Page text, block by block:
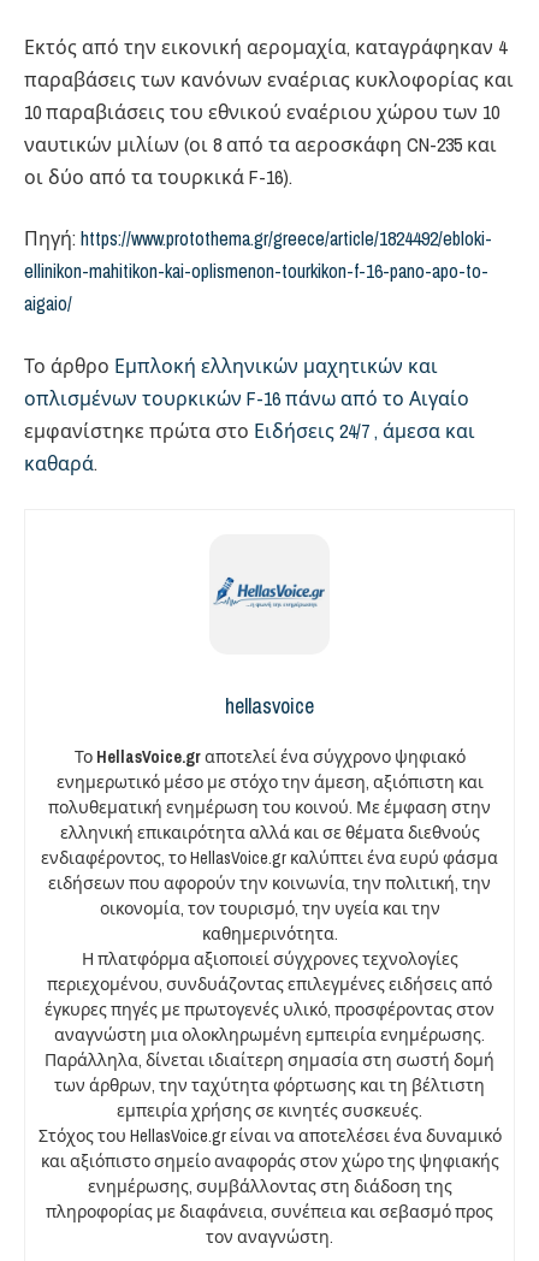
Εκτός από την εικονική αερομαχία, καταγράφηκαν 4
παραβάσεις των κανόνων εναέριας κυκλοφορίας και
10 παραβιάσεις του εθνικού εναέριου χώρου των 10
ναυτικών μιλίων (οι 8 από τα αεροσκάφη CN-235 και
οι δύο από τα τουρκικά F-16).
Πηγή: https://www.protothema.gr/greece/article/1824492/ebloki-
ellinikon-mahitikon-kai-oplismenon-tourkikon-f-16-pano-apo-to-
aigaio/
Το άρθρο Εμπλοκή ελληνικών μαχητικών και
οπλισμένων τουρκικών F-16 πάνω από το Αιγαίο
εμφανίστηκε πρώτα στο Ειδήσεις 24/7 , άμεσα και
καθαρά.
hellasvoice
Το HellasVoice.grαποτελεί ένα σύγχρονο ψηφιακό
ενημερωτικό μέσο με στόχο την άμεση, αξιόπιστη και
πολυθεματική ενημέρωση του κοινού. Με έμφαση στην
ελληνική επικαιρότητα αλλά και σε θέματα διεθνούς
ενδιαφέροντος, το HellasVoice.gr καλύπτει ένα ευρύ φάσμα
ειδήσεων που αφορούν την κοινωνία, την πολιτική, την
οικονομία, τον τουρισμό, την υγεία και την
καθημερινότητα.
Η πλατφόρμα αξιοποιεί σύγχρονες τεχνολογίες
περιεχομένου, συνδυάζοντας επιλεγμένες ειδήσεις από
έγκυρες πηγές με πρωτογενές υλικό, προσφέροντας στον
αναγνώστη μια ολοκληρωμένη εμπειρία ενημέρωσης.
Παράλληλα, δίνεται ιδιαίτερη σημασία στη σωστή δομή
των άρθρων, την ταχύτητα φόρτωσης και τη βέλτιστη
εμπειρία χρήσης σε κινητές συσκευές.
Στόχος του HellasVoice.gr είναι να αποτελέσει ένα δυναμικό
και αξιόπιστο σημείο αναφοράς στον χώρο της ψηφιακής
ενημέρωσης, συμβάλλοντας στη διάδοση της
πληροφορίας με διαφάνεια, συνέπεια και σεβασμό προς
τον αναγνώστη.